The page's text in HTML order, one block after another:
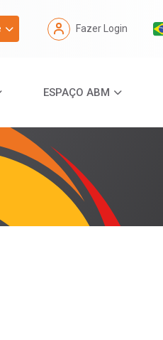
Fazer Login
ESPAÇO ABM